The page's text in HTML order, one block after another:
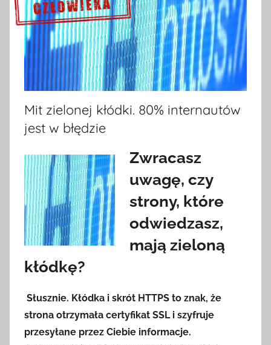
Sprawdź szczegóły >>>
Mit zielonej kłódki. 80% internautów
jest w błędzie
Zwracasz
uwagę, czy
strony, które
odwiedzasz,
mają zieloną
kłódkę?
Słusznie. Kłódka i skrót HTTPS to znak, że
strona otrzymała certyfikat SSL i szyfruje
przesyłane przez Ciebie informacje.